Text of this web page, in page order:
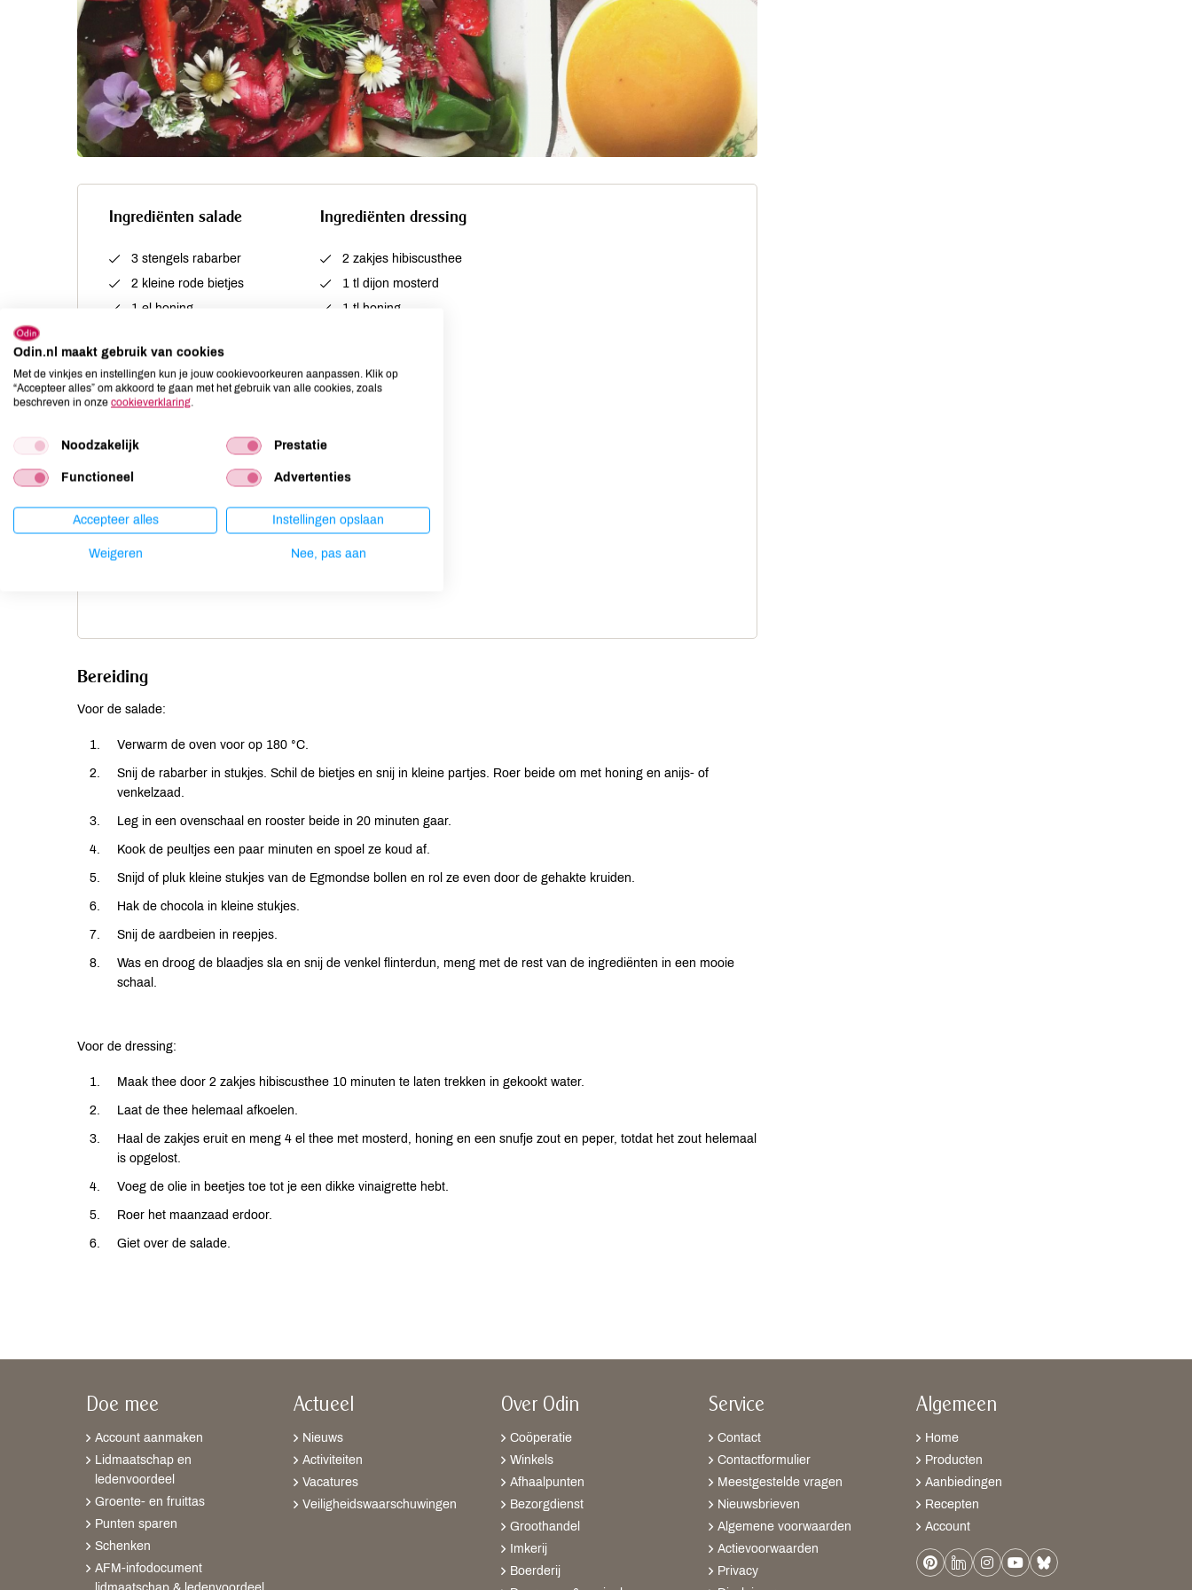
Ingrediënten salade
3 stengels rabarber
2 kleine rode bietjes
1 el honing
100 g peultjes
100 g aardbeien
100 g gemengde jonge
100 g knolvenkel
2 Egmondse bollen (verse
zachte geitenkaas)
Handje fijngehakte verse
kruiden als dille,
basilicum en munt
Ingrediënten dressing
2 zakjes hibiscusthee
1 tl dijon mosterd
1 tl honing
1 tl maanzaad
Bereiding
Voor de salade:
Verwarm de oven voor op 180 °C.
Snij de rabarber in stukjes. Schil de bietjes en snij in kleine partjes. Roer beide om met honing en anijs- of
venkelzaad.
Leg in een ovenschaal en rooster beide in 20 minuten gaar.
Kook de peultjes een paar minuten en spoel ze koud af.
Snijd of pluk kleine stukjes van de Egmondse bollen en rol ze even door de gehakte kruiden.
Hak de chocola in kleine stukjes.
Snij de aardbeien in reepjes.
Was en droog de blaadjes sla en snij de venkel flinterdun, meng met de rest van de ingrediënten in een mooie
schaal.
Voor de dressing:
Maak thee door 2 zakjes hibiscusthee 10 minuten te laten trekken in gekookt water.
Laat de thee helemaal afkoelen.
Haal de zakjes eruit en meng 4 el thee met mosterd, honing en een snufje zout en peper, totdat het zout helemaal
is opgelost.
Voeg de olie in beetjes toe tot je een dikke vinaigrette hebt.
Roer het maanzaad erdoor.
Giet over de salade.
Doe mee
Account aanmaken
Lidmaatschap en
ledenvoordeel
Groente- en fruittas
Punten sparen
Schenken
AFM-infodocument
Actueel
Nieuws
Activiteiten
Vacatures
Veiligheidswaarschuwingen
Over Odin
Coöperatie
Winkels
Afhaalpunten
Bezorgdienst
Groothandel
Imkerij
Boerderij
Service
Contact
Contactformulier
Meestgestelde vragen
Nieuwsbrieven
Algemene voorwaarden
Actievoorwaarden
Privacy
Algemeen
Home
Producten
Aanbiedingen
Recepten
Account
Odin.nl maakt gebruik van cookies
Met de vinkjes en instellingen kun je jouw cookievoorkeuren aanpassen. Klik op
“Accepteer alles” om akkoord te gaan met het gebruik van alle cookies, zoals
beschreven in onze cookieverklaring.
Noodzakelijk Prestatie
Functioneel Advertenties
Accepteer alles Instellingen opslaan
Weigeren Nee, pas aan